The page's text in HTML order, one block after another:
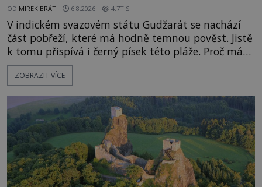
OD MIREK BRÁT 6.8.2026 4.7TIS
V indickém svazovém státu Gudžarát se nachází
část pobřeží, které má hodně temnou pověst. Jistě
k tomu přispívá i černý písek této pláže. Proč má
pláž takové netypické zbarvení? Nakolik jsou
pravdivé historky, že zde došlo k nevysvětlitelným
následovat. Vstupujeme na pláž Dumas ve městě
Surat. Gu
ZOBRAZIT VÍCE